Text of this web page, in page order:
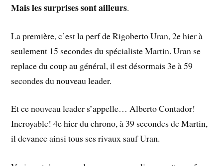
Mais les surprises sont ailleurs.
La première, c’est la perf de Rigoberto Uran, 2e hier à
seulement 15 secondes du spécialiste Martin. Uran se
replace du coup au général, il est désormais 3e à 59
secondes du nouveau leader.
Et ce nouveau leader s’appelle… Alberto Contador!
Incroyable! 4e hier du chrono, à 39 secondes de Martin,
il devance ainsi tous ses rivaux sauf Uran.